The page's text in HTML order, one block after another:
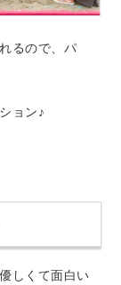
るので、パ
ョン♪
しくて面白い